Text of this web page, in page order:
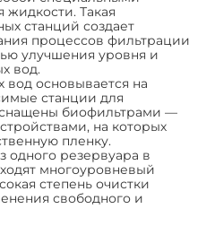
жидкости. Такая
станций создает
процессов фильтрации
улучшения уровня и
вод.
вод основывается на
станции для
биофильтрами —
на которых
пленку.
одного резервуара в
многоуровневый
степень очистки
свободного и